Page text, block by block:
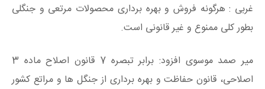
غربی : هرگونه فروش و بهره برداری محصولات مرتعی و جنگلی
بطور کلی ممنوع و غیر قانونی است.
میر صمد موسوی افزود: برابر تبصره 7 قانون اصلاح ماده 3
اصلاحی، قانون حفاظت و بهره برداری از جنگل ها و مراتع کشور